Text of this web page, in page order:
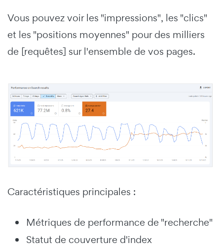
Vous pouvez voir les "impressions", les "clics"
et les "positions moyennes" pour des milliers
de [requêtes] sur l'ensemble de vos pages.
Caractéristiques principales :
Métriques de performance de "recherche"
Statut de couverture d'index